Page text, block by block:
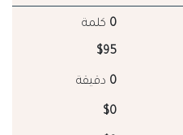
0 كلمة
$95
0 دقيقة
$0